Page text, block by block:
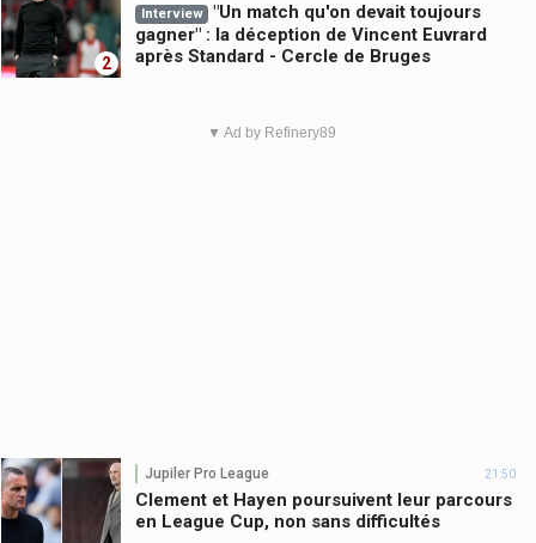
2
Interview
"Un match qu'on devait toujours
gagner" : la déception de Vincent Euvrard
après Standard - Cercle de Bruges
▼ Ad by Refinery89
Jupiler Pro League 21:50
Clement et Hayen poursuivent leur parcours
en League Cup, non sans difficultés